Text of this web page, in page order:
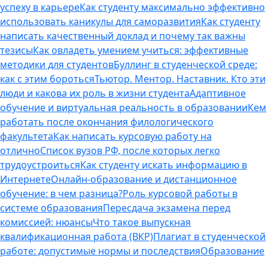
успеху в карьереКак студенту максимально эффективно
использовать каникулы для саморазвитияКак студенту
написать качественный доклад и почему так важны
тезисыКак овладеть умением учиться: эффективные
методики для студентовБуллинг в студенческой среде:
как с этим боротьсяТьютор. Ментор. Наставник. Кто эти
люди и какова их роль в жизни студентаАдаптивное
обучение и виртуальная реальность в образованииКем
работать после окончания филологического
факультетаКак написать курсовую работу на
отличноСписок вузов РФ, после которых легко
трудоустроитьсяКак студенту искать информацию в
ИнтернетеОнлайн-образование и дистанционное
обучение: в чем разница?Роль курсовой работы в
системе образованияПересдача экзамена перед
комиссией: нюансыЧто такое выпускная
квалификационная работа (ВКР)Плагиат в студенческой
работе: допустимые нормы и последствияОбразование